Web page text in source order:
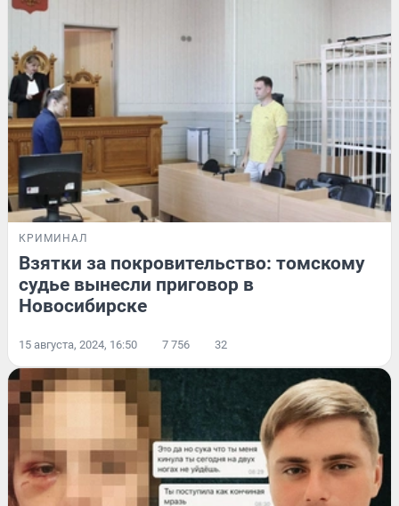
КРИМИНАЛ
Взятки за покровительство: томскому
судье вынесли приговор в
Новосибирске
15 августа, 2024, 16:50 7 756 32